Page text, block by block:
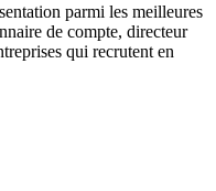
parmi les meilleures
de compte, directeur
qui recrutent en